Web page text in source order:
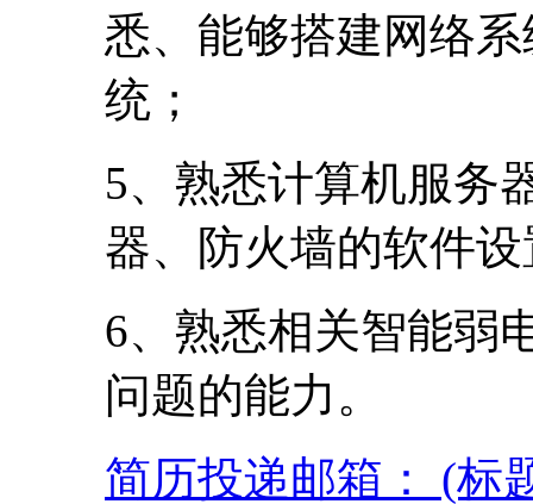
悉、能够搭建网络
统；
5、熟悉计算机服务
器、防火墙的软件
6、熟悉相关智能弱
问题的能力。
简历投递邮箱： (标